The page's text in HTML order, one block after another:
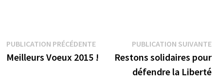
Navigation
de
PUBLICATION PRÉCÉDENTEPublication
précédente :
Meilleurs Voeux 2015 !
PUBLICATION SUIVANTE
Restons solidaires pour
défendre la Liberté